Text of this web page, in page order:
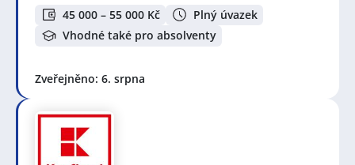
45 000 – 55 000 Kč
Plný úvazek
Vhodné také pro absolventy
Zveřejněno: 6. srpna